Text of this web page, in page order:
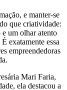
e manter-se
que criatividade:
um olhar atento
exatamente essa
empreendedoras
Mari Faria,
ela destacou a